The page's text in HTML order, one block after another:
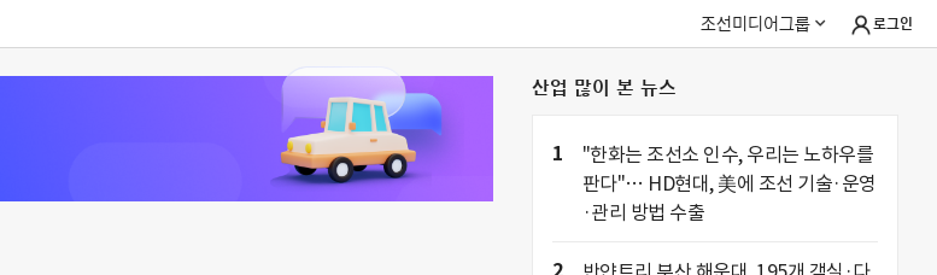
조선미디어그룹 로그인
산업 많이 본 뉴스